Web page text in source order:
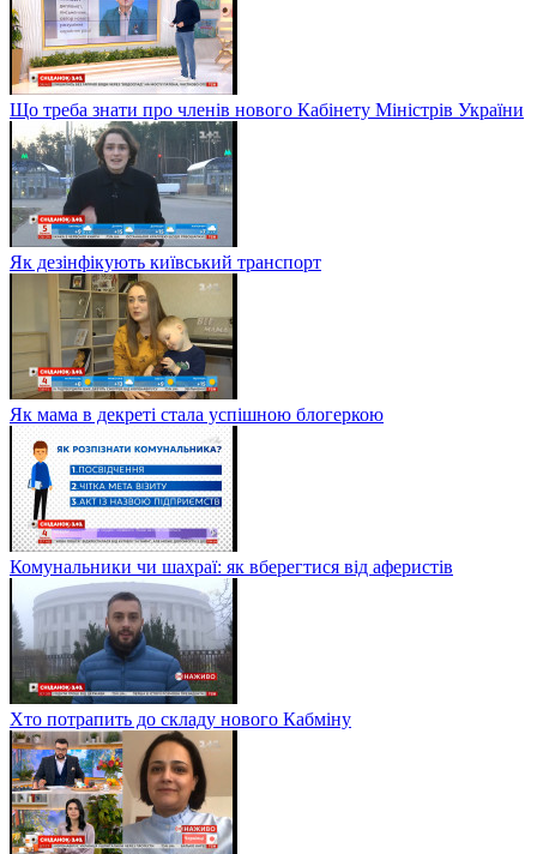
Що треба знати про членів нового Кабінету Міністрів України
Як дезінфікують київський транспорт
Як мама в декреті стала успішною блогеркою
Комунальники чи шахраї: як вберегтися від аферистів
Хто потрапить до складу нового Кабміну